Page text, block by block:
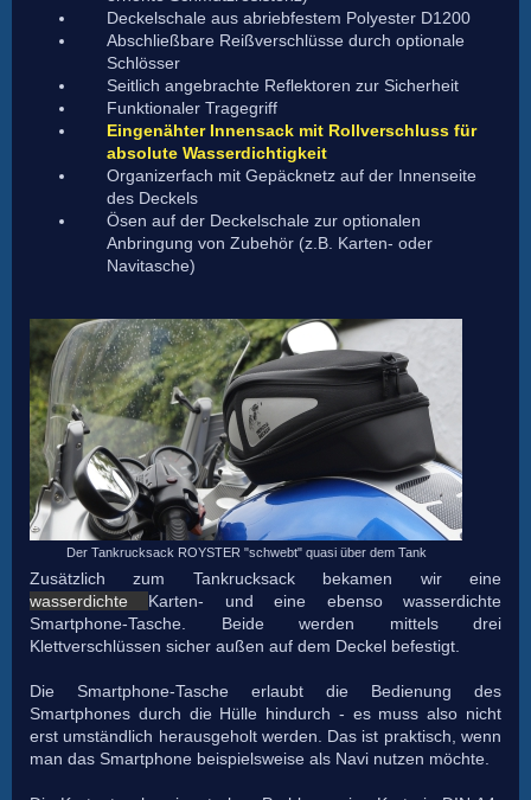
Deckelschale aus abriebfestem Polyester D1200
Abschließbare Reißverschlüsse durch optionale
Schlösser
Seitlich angebrachte Reflektoren zur Sicherheit
Funktionaler Tragegriff
Eingenähter Innensack mit Rollverschluss für
absolute Wasserdichtigkeit
Organizerfach mit Gepäcknetz auf der Innenseite
des Deckels
Ösen auf der Deckelschale zur optionalen
Anbringung von Zubehör (z.B. Karten- oder
Navitasche)
Der Tankrucksack ROYSTER "schwebt" quasi über dem Tank
Zusätzlich zum Tankrucksack bekamen wir eine
wasserdichte Karten- und eine ebenso wasserdichte
Smartphone-Tasche. Beide werden mittels drei
Klettverschlüssen sicher außen auf dem Deckel befestigt.
Die Smartphone-Tasche erlaubt die Bedienung des
Smartphones durch die Hülle hindurch - es muss also nicht
erst umständlich herausgeholt werden. Das ist praktisch, wenn
man das Smartphone beispielsweise als Navi nutzen möchte.